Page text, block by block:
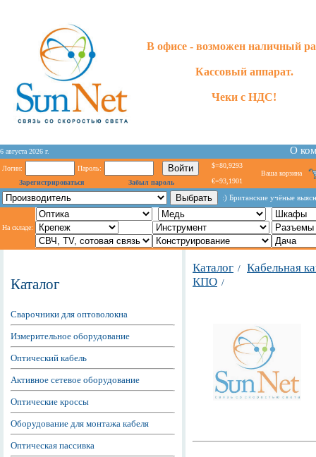
В офисе - возможен наличный
Кассовый аппарат.
Чеки с НДС!
6 августа 2026 г. О
Логин:
Пароль:
Зарегистрироваться
Забыл пароль
$=80,9293
€=93,1901
Ваша корзина
:) Британские учёные
На складе:
Каталог
Сварочники для оптоволокна
Измерительное оборудование
Оптический кабель
Активное сетевое оборудование
Оптические кроссы
Оборудование для монтажа кабеля
Оптическая пассивка
Каталог / Кабельная
КПО /